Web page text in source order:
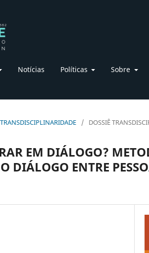
Notícias Políticas Sobre
/ DOSSIÊ
EM DIÁLOGO?
DIÁLOGO ENTRE